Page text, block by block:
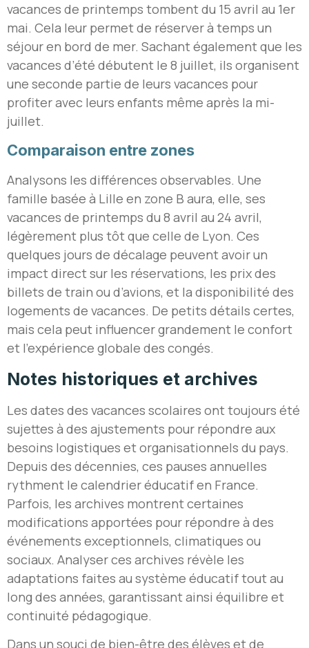
vacances de printemps tombent du 15 avril au 1er
mai. Cela leur permet de réserver à temps un
séjour en bord de mer. Sachant également que les
vacances d’été débutent le 8 juillet, ils organisent
une seconde partie de leurs vacances pour
profiter avec leurs enfants même après la mi-
juillet.
Comparaison entre zones
Analysons les différences observables. Une
famille basée à Lille en zone B aura, elle, ses
vacances de printemps du 8 avril au 24 avril,
légèrement plus tôt que celle de Lyon. Ces
quelques jours de décalage peuvent avoir un
impact direct sur les réservations, les prix des
billets de train ou d’avions, et la disponibilité des
logements de vacances. De petits détails certes,
mais cela peut influencer grandement le confort
et l’expérience globale des congés.
Notes historiques et archives
Les dates des vacances scolaires ont toujours été
sujettes à des ajustements pour répondre aux
besoins logistiques et organisationnels du pays.
Depuis des décennies, ces pauses annuelles
rythment le calendrier éducatif en France.
Parfois, les archives montrent certaines
modifications apportées pour répondre à des
événements exceptionnels, climatiques ou
sociaux. Analyser ces archives révèle les
adaptations faites au système éducatif tout au
long des années, garantissant ainsi équilibre et
continuité pédagogique.
Dans un souci de bien-être des élèves et de